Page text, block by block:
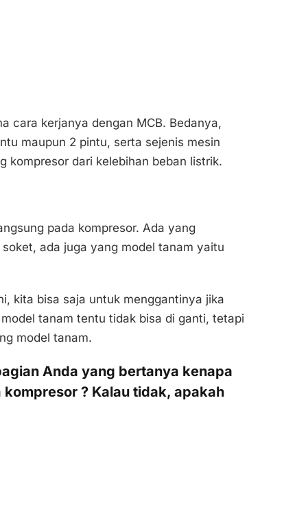
cara kerjanya dengan MCB. Bedanya,
maupun 2 pintu, serta sejenis mesin
kompresor dari kelebihan beban listrik.
pada kompresor. Ada yang
ada juga yang model tanam yaitu
kita bisa saja untuk menggantinya jika
tanam tentu tidak bisa di ganti, tetapi
model tanam.
Anda yang bertanya kenapa
? Kalau tidak, apakah